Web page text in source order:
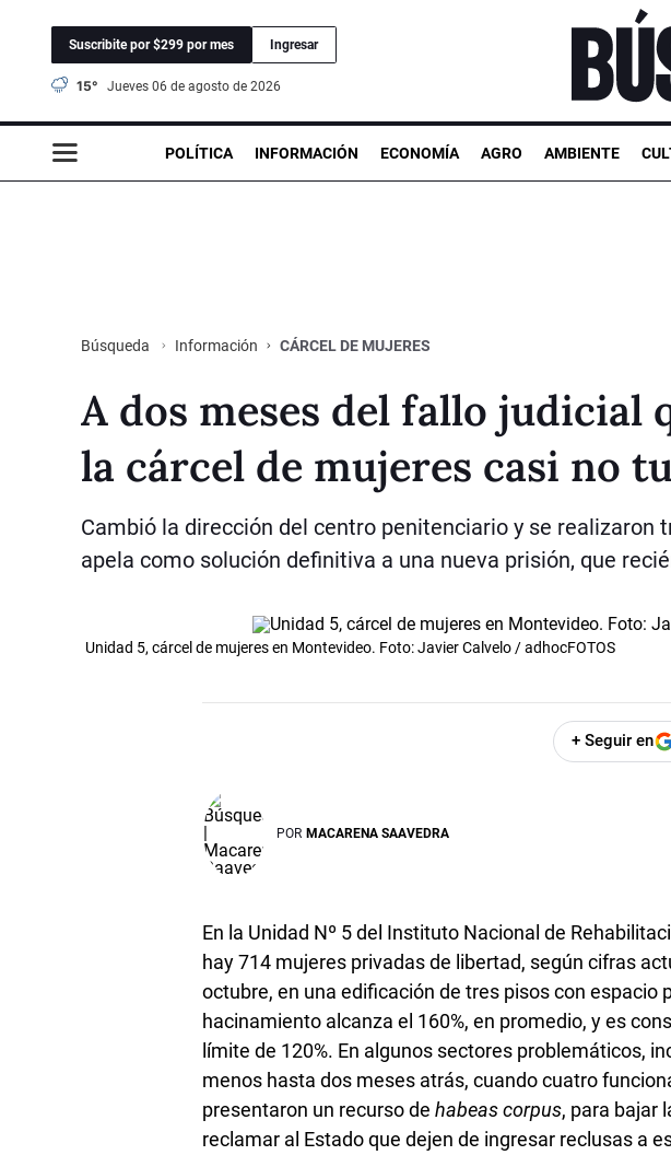
Suscribite por $299 por mes Ingresar
15° jueves 06 de agosto de 2026
POLÍTICA INFORMACIÓN ECONOMÍA AGRO AMBIENTE
Búsqueda Información CÁRCEL DE MUJERES
A dos meses del fallo judicial
la cárcel de mujeres casi no
Cambió la dirección del centro penitenciario y se realizaron
apela como solución definitiva a una nueva prisión, que
Unidad 5, cárcel de mujeres en Montevideo. Foto: Javier Calvelo / adhocFOTOS
+ Seguir en
POR MACARENA SAAVEDRA
En la Unidad Nº 5 del Instituto Nacional de
hay 714 mujeres privadas de libertad, según cifras
octubre, en una edificación de tres pisos con espacio
hacinamiento alcanza el 160%, en promedio, y es
límite de 120%. En algunos sectores problemáticos,
menos hasta dos meses atrás, cuando cuatro
presentaron un recurso dehabeas corpus, para bajar
reclamar al Estado que dejen de ingresar reclusas a